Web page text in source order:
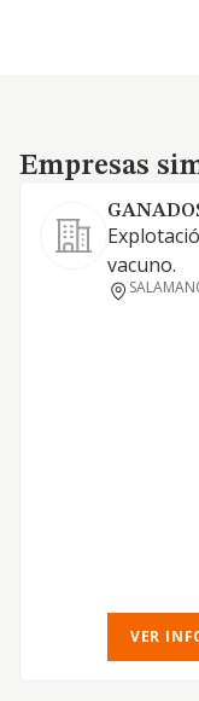
Empresas similares
Empresas
vacuno.
VER